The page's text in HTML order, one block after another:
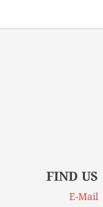
FIND US
E-Mail